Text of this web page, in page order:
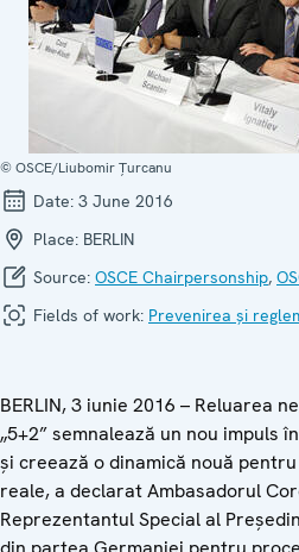
© OSCE/Liubomir Țurcanu
Date: 3 June 2016
Place: BERLIN
Source: OSCE Chairpersonship,
Fields of work: Prevenirea și
BERLIN, 3 iunie 2016 – Reluarea
„5+2” semnalează un nou impuls
și creează o dinamică nouă
reale, a declarat Ambasadorul
Reprezentantul Special al